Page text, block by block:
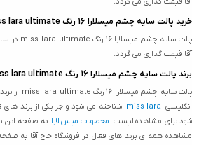
خرید پالت سایه چشم میسلارا 16 رنگ miss lara ultimate
پالت سایه چشم میسلارا 16 رنگ miss lara ultimate در سایت
آقا قیمت گذاری می گردد.
برند پالت سایه چشم میسلارا 16 رنگ miss lara ultimate
پالت سایه چشم میسلارا 16 رنگ miss lara ultimate از برند
انگلیسی miss lara شناخته می شود و جز یکی از برند
شود برای مشاهده لیست محصولات میس لارا به صفحه این
مشاهده همه ی برند های فعال در فروشگاه حاج آقا به